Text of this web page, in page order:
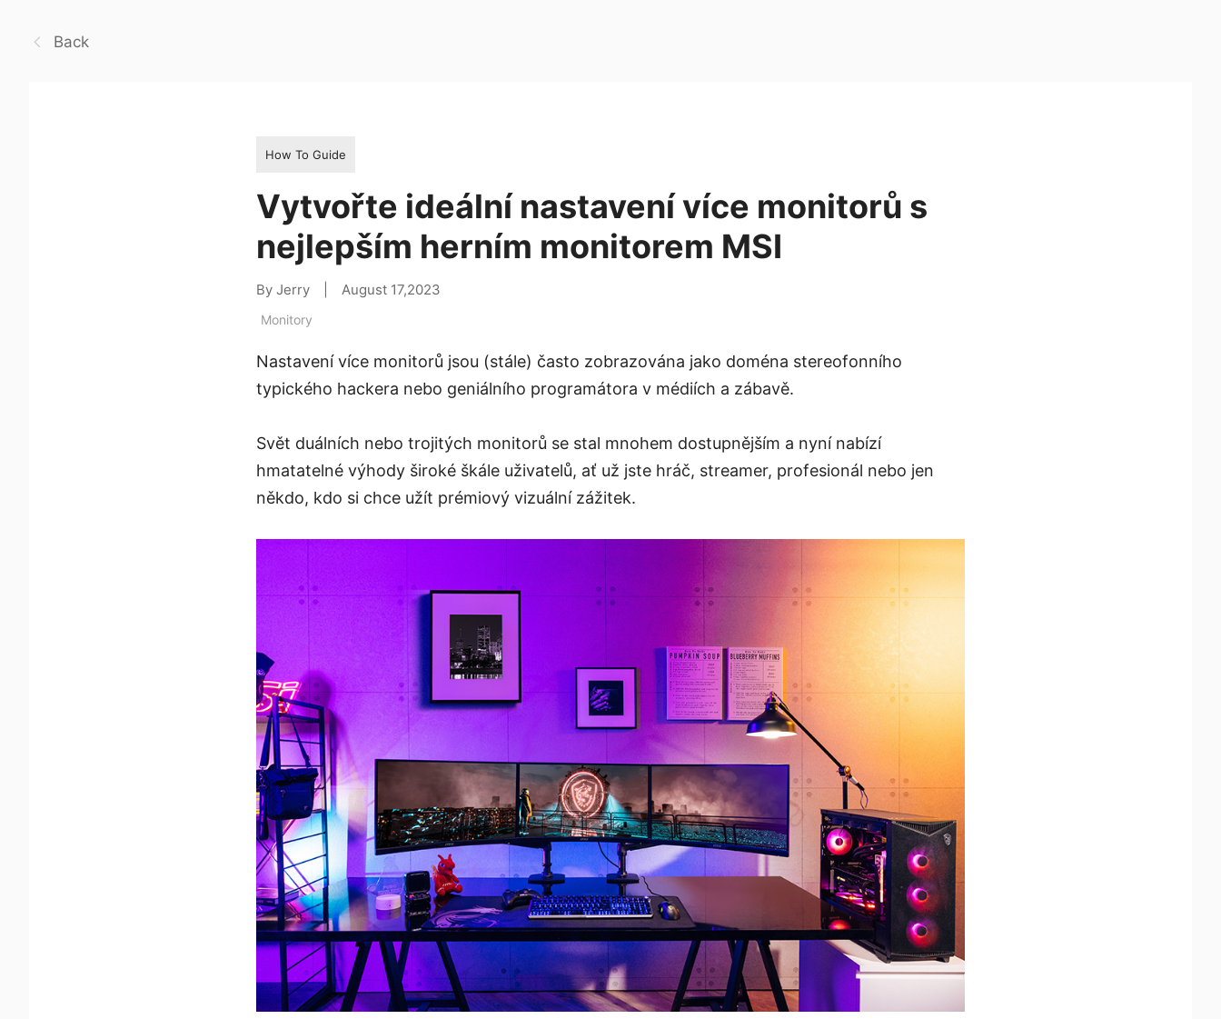
Back
How To Guide
Vytvořte ideální nastavení více monitorů s
nejlepším herním monitorem MSI
By Jerry August 17,2023
Monitory
Nastavení více monitorů jsou (stále) často zobrazována jako doména stereofonního
typického hackera nebo geniálního programátora v médiích a zábavě.
Svět duálních nebo trojitých monitorů se stal mnohem dostupnějším a nyní nabízí
hmatatelné výhody široké škále uživatelů, ať už jste hráč, streamer, profesionál nebo jen
někdo, kdo si chce užít prémiový vizuální zážitek.